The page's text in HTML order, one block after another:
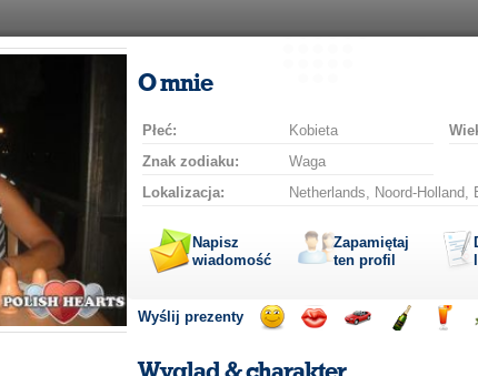
O mnie
Płeć: Kobieta
Znak zodiaku:
Waga
Lokalizacja:
Netherlands, Noord-Holland,
Napisz
wiadomość
Zapamiętaj
ten profil
Wyślij prezenty
uśmiechbuziaka